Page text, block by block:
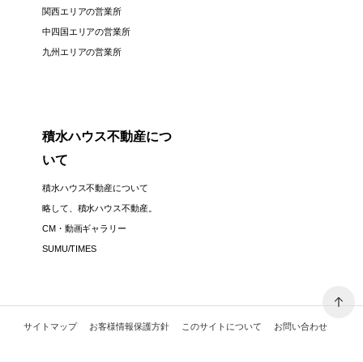
関西エリアの営業所
中四国エリアの営業所
九州エリアの営業所
積水ハウス不動産につ
いて
積水ハウス不動産について
略して、積水ハウス不動産。
CM・動画ギャラリー
SUMU/TIMES
サイトマップ お客様情報保護方針 このサイトについて お問い合わせ